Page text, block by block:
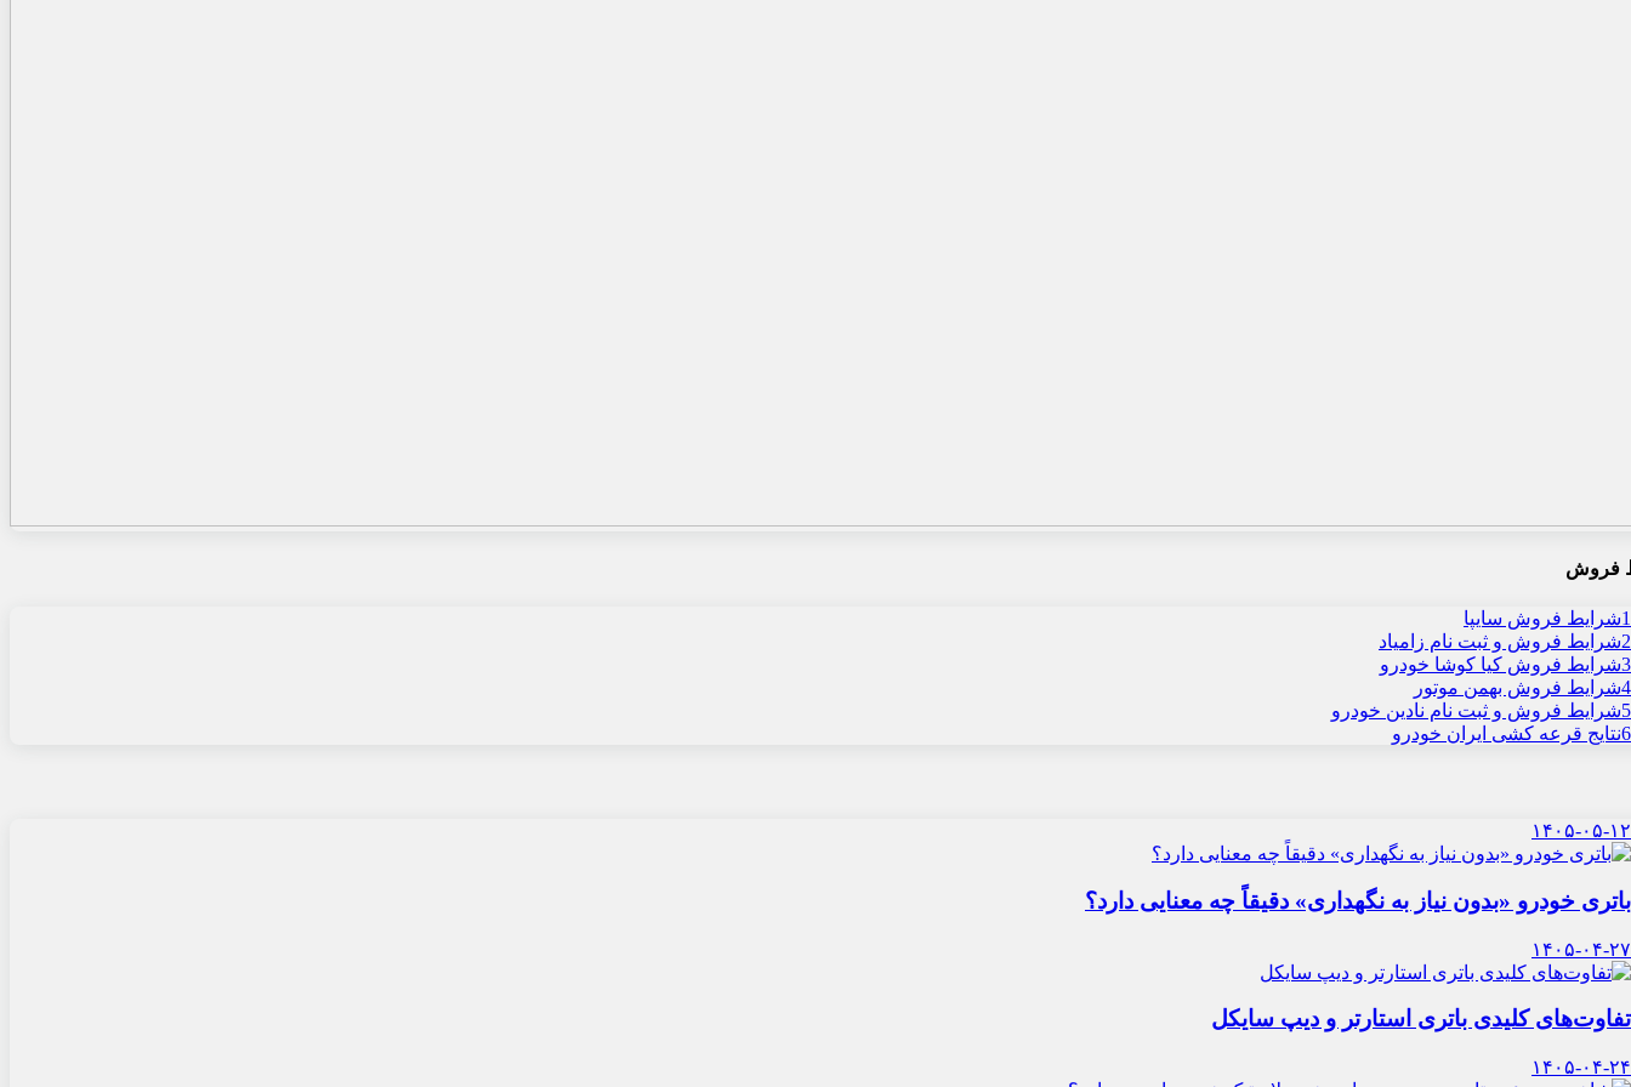
فروش
1شرایط فروش سایپا
2شرایط فروش و ثبت نام زامیاد
3شرایط فروش کیا کوشا خودرو
4شرایط فروش بهمن موتور
5شرایط فروش و ثبت نام نادین خودرو
6نتایج قرعه کشی ایران خودرو
۱۴۰۵-۰۵-۱۲
باتری خودرو «بدون نیاز به نگهداری» دقیقاً چه معنایی دارد؟
۱۴۰۵-۰۴-۲۷
تفاوت‌های کلیدی باتری استارتر و دیپ سایکل
۱۴۰۵-۰۴-۲۴